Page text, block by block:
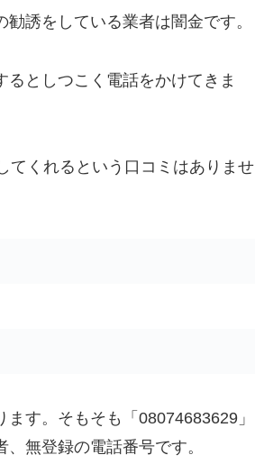
誘をしている業者は闇金です。
としつこく電話をかけてきま
てくれるという口コミはありませ
す。そもそも「08074683629」
無登録の電話番号です。